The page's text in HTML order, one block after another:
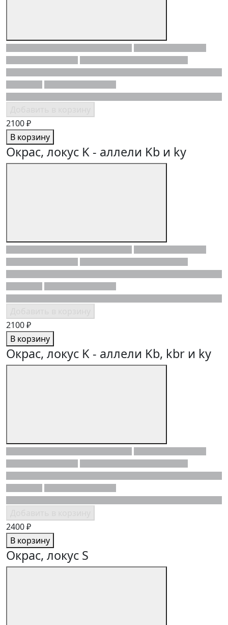
2100 ₽
В корзину
Окрас, локус K - аллели Kb и ky
2100 ₽
В корзину
Окрас, локус K - аллели Kb, kbr и ky
2400 ₽
В корзину
Окрас, локус S